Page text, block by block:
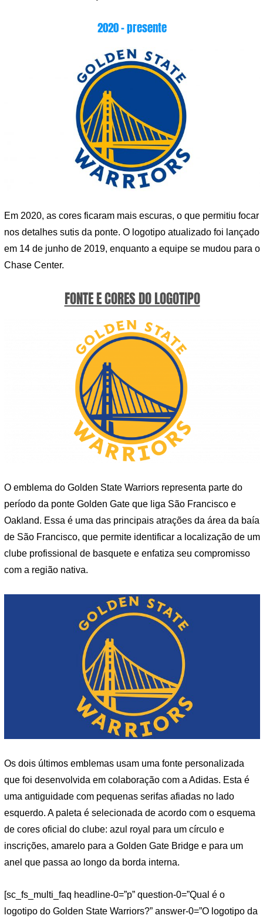
2020 – presente
Em 2020, as cores ficaram mais escuras, o que permitiu focar
nos detalhes sutis da ponte. O logotipo atualizado foi lançado
em 14 de junho de 2019, enquanto a equipe se mudou para o
Chase Center.
FONTE E CORES DO LOGOTIPO
O emblema do Golden State Warriors representa parte do
período da ponte Golden Gate que liga São Francisco e
Oakland. Essa é uma das principais atrações da área da baía
de São Francisco, que permite identificar a localização de um
clube profissional de basquete e enfatiza seu compromisso
com a região nativa.
Os dois últimos emblemas usam uma fonte personalizada
que foi desenvolvida em colaboração com a Adidas. Esta é
uma antiguidade com pequenas serifas afiadas no lado
esquerdo. A paleta é selecionada de acordo com o esquema
de cores oficial do clube: azul royal para um círculo e
inscrições, amarelo para a Golden Gate Bridge e para um
anel que passa ao longo da borda interna.
[sc_fs_multi_faq headline-0=”p” question-0=”Qual é o
logotipo do Golden State Warriors?” answer-0=”O logotipo da